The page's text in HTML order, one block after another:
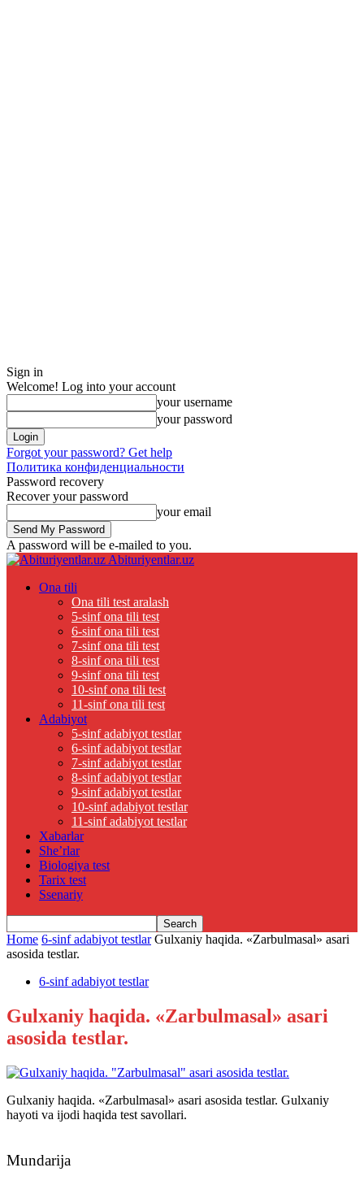
Sign in
Welcome! Log into your account
your username
your password
Forgot your password? Get help
Политика конфиденциальности
Password recovery
Recover your password
your email
A password will be e-mailed to you.
Abituriyentlar.uz
Ona tili
Ona tili test aralash
5-sinf ona tili test
6-sinf ona tili test
7-sinf ona tili test
8-sinf ona tili test
9-sinf ona tili test
10-sinf ona tili test
11-sinf ona tili test
Adabiyot
5-sinf adabiyot testlar
6-sinf adabiyot testlar
7-sinf adabiyot testlar
8-sinf adabiyot testlar
9-sinf adabiyot testlar
10-sinf adabiyot testlar
11-sinf adabiyot testlar
Xabarlar
She’rlar
Biologiya test
Tarix test
Ssenariy
Home 6-sinf adabiyot testlar Gulxaniy haqida. «Zarbulmasal» asari
asosida testlar.
6-sinf adabiyot testlar
Gulxaniy haqida. «Zarbulmasal» asari
asosida testlar.
Gulxaniy haqida. «Zarbulmasal» asari asosida testlar. Gulxaniy
hayoti va ijodi haqida test savollari.
Mundarija